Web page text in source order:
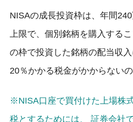
NISAの成長投資枠は、年間
上限で、個別銘柄を購入する
の枠で投資した銘柄の配当収
20％かかる税金がかからない
※NISA口座で買付けた上場株
税とするためには、 証券会社